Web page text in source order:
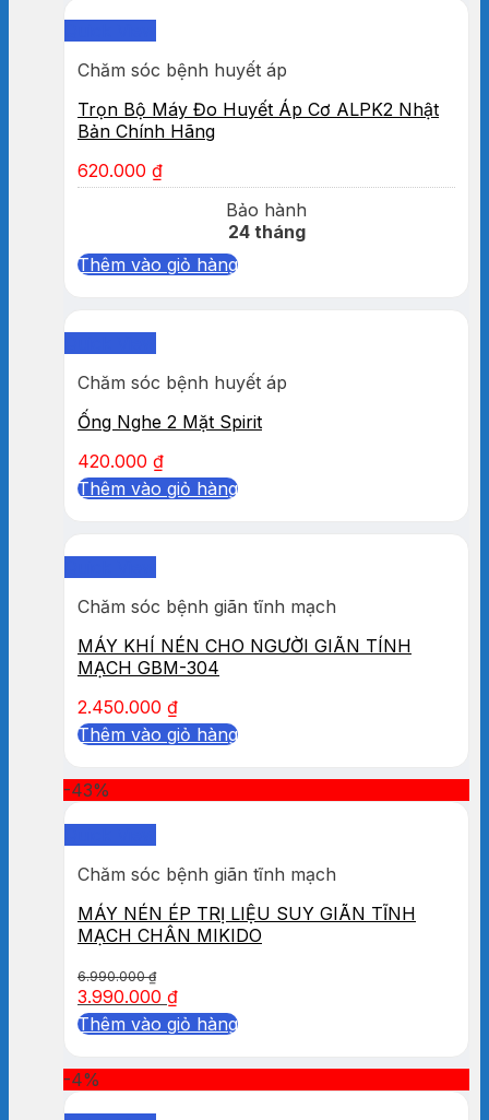
Chăm sóc bệnh huyết áp
Trọn Bộ Máy Đo Huyết Áp Cơ ALPK2 Nhật
Bản Chính Hãng
620.000 ₫
Bảo hành
24 tháng
Thêm vào giỏ hàng
Chăm sóc bệnh huyết áp
Ống Nghe 2 Mặt Spirit
420.000 ₫
Thêm vào giỏ hàng
Chăm sóc bệnh giãn tĩnh mạch
MÁY KHÍ NÉN CHO NGƯỜI GIÃN TÍNH
MẠCH GBM-304
2.450.000 ₫
Thêm vào giỏ hàng
-43%
Chăm sóc bệnh giãn tĩnh mạch
MÁY NÉN ÉP TRỊ LIỆU SUY GIÃN TĨNH
MẠCH CHÂN MIKIDO
6.990.000₫
3.990.000 ₫
Thêm vào giỏ hàng
-4%